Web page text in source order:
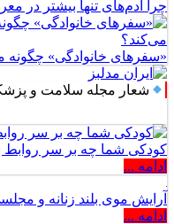
چرا آدم‌های تنها بیشتر در
«سفرهای خانوادگی»
شعار مجله سلامت و
کودکی شما چه بر سر روابط
ادامه ...
آرایش موی بلند زنانه و
ادامه ...